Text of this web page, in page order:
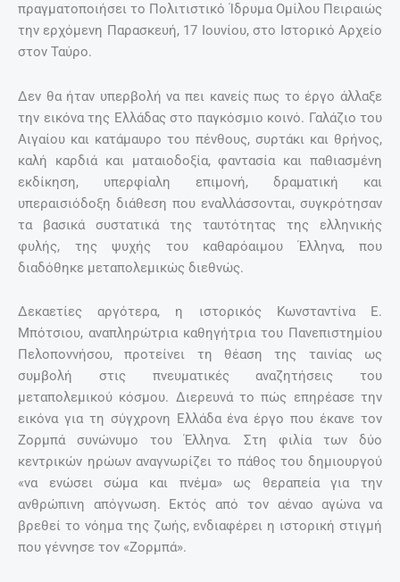
πραγματοποιήσει το Πολιτιστικό Ίδρυμα Ομίλου Πειραιώς
την ερχόμενη Παρασκευή, 17 Ιουνίου, στο Ιστορικό Αρχείο
στον Ταύρο.
Δεν θα ήταν υπερβολή να πει κανείς πως το έργο άλλαξε
την εικόνα της Ελλάδας στο παγκόσμιο κοινό. Γαλάζιο του
Αιγαίου και κατάμαυρο του πένθους, συρτάκι και θρήνος,
καλή καρδιά και ματαιοδοξία, φαντασία και παθιασμένη
εκδίκηση, υπερφίαλη επιμονή, δραματική και
υπεραισιόδοξη διάθεση που εναλλάσσονται, συγκρότησαν
τα βασικά συστατικά της ταυτότητας της ελληνικής
φυλής, της ψυχής του καθαρόαιμου Έλληνα, που
διαδόθηκε μεταπολεμικώς διεθνώς.
Δεκαετίες αργότερα, η ιστορικός Κωνσταντίνα Ε.
Μπότσιου, αναπληρώτρια καθηγήτρια του Πανεπιστημίου
Πελοποννήσου, προτείνει τη θέαση της ταινίας ως
συμβολή στις πνευματικές αναζητήσεις του
μεταπολεμικού κόσμου. Διερευνά το πώς επηρέασε την
εικόνα για τη σύγχρονη Ελλάδα ένα έργο που έκανε τον
Ζορμπά συνώνυμο του Έλληνα. Στη φιλία των δύο
κεντρικών ηρώων αναγνωρίζει το πάθος του δημιουργού
«να ενώσει σώμα και πνέμα» ως θεραπεία για την
ανθρώπινη απόγνωση. Εκτός από τον αέναο αγώνα να
βρεθεί το νόημα της ζωής, ενδιαφέρει η ιστορική στιγμή
που γέννησε τον «Ζορμπά».